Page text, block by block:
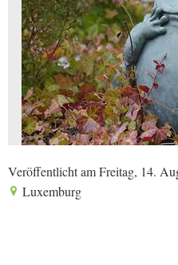
Veröffentlicht am Freitag, 14.
Luxemburg